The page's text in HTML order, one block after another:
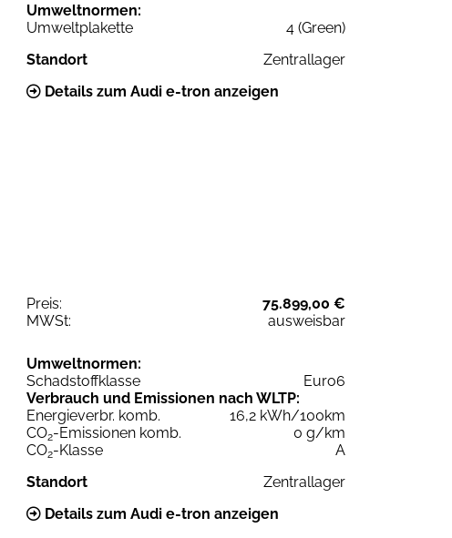
Umweltnormen:
Umweltplakette
4 (Green)
Standort
Zentrallager
Details zum Audi e-tron anzeigen
Preis:
75.899,00 €
MWSt:
ausweisbar
Umweltnormen:
Schadstoffklasse
Euro6
Verbrauch und Emissionen nach WLTP:
Energieverbr. komb.
16,2 kWh/100km
CO2-Emissionen komb.
0 g/km
CO2-Klasse
A
Standort
Zentrallager
Details zum Audi e-tron anzeigen